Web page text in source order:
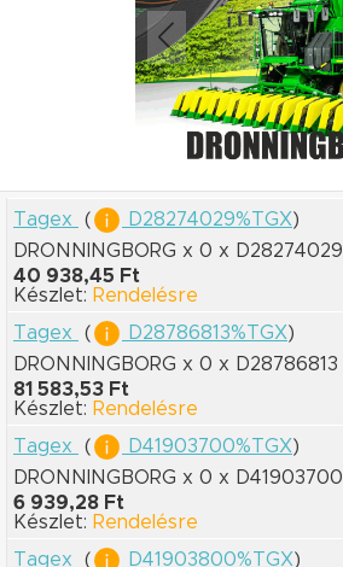
Tagex ( D28274029%TGX)
DRONNINGBORG x 0 x D28274029
40 938,45 Ft
Készlet: Rendelésre
Tagex
( D28786813%TGX)
DRONNINGBORG x 0 x D28786813
81 583,53 Ft
Készlet: Rendelésre
Tagex
( D41903700%TGX)
DRONNINGBORG x 0 x D41903700
6 939,28 Ft
Készlet: Rendelésre
Tagex
( D41903800%TGX)